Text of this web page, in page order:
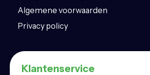
Algemene voorwaarden
Privacy policy
Klantenservice